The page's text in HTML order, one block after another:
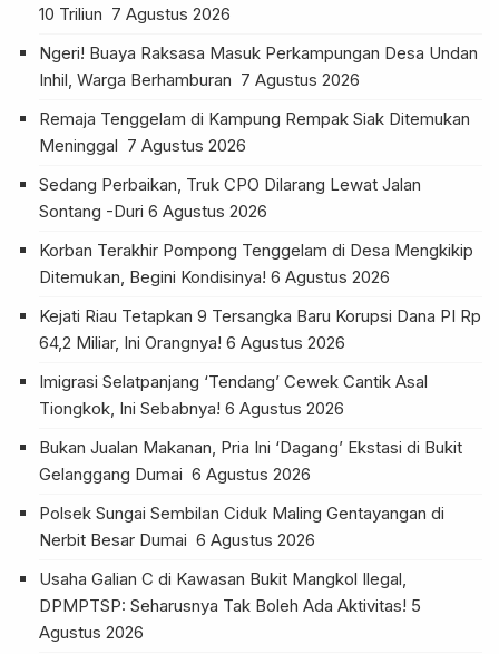
10 Triliun 7 Agustus 2026
Ngeri! Buaya Raksasa Masuk Perkampungan Desa Undan
Inhil, Warga Berhamburan 7 Agustus 2026
Remaja Tenggelam di Kampung Rempak Siak Ditemukan
Meninggal 7 Agustus 2026
Sedang Perbaikan, Truk CPO Dilarang Lewat Jalan
Sontang -Duri 6 Agustus 2026
Korban Terakhir Pompong Tenggelam di Desa Mengkikip
Ditemukan, Begini Kondisinya! 6 Agustus 2026
Kejati Riau Tetapkan 9 Tersangka Baru Korupsi Dana PI Rp
64,2 Miliar, Ini Orangnya! 6 Agustus 2026
Imigrasi Selatpanjang ‘Tendang’ Cewek Cantik Asal
Tiongkok, Ini Sebabnya! 6 Agustus 2026
Bukan Jualan Makanan, Pria Ini ‘Dagang’ Ekstasi di Bukit
Gelanggang Dumai 6 Agustus 2026
Polsek Sungai Sembilan Ciduk Maling Gentayangan di
Nerbit Besar Dumai 6 Agustus 2026
Usaha Galian C di Kawasan Bukit Mangkol Ilegal,
DPMPTSP: Seharusnya Tak Boleh Ada Aktivitas! 5
Agustus 2026